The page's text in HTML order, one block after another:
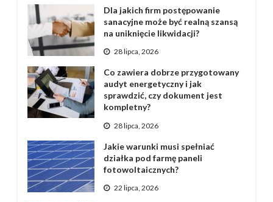
Dla jakich firm postępowanie
sanacyjne może być realną szansą
na uniknięcie likwidacji?
28 lipca, 2026
Co zawiera dobrze przygotowany
audyt energetyczny i jak
sprawdzić, czy dokument jest
kompletny?
28 lipca, 2026
Jakie warunki musi spełniać
działka pod farmę paneli
fotowoltaicznych?
22 lipca, 2026